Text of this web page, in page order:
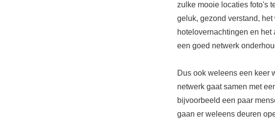
zulke mooie locaties foto's
geluk, gezond verstand,
hotelovernachtingen en
een goed netwerk
Dus ook weleens een keer
netwerk gaat samen met
bijvoorbeeld een paar
gaan er weleens deuren